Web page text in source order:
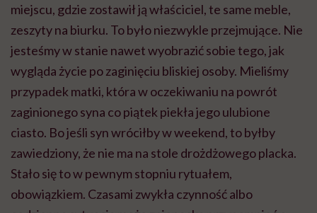
miejscu, gdzie zostawił ją właściciel, te same meble,
zeszyty na biurku. To było niezwykle przejmujące. Nie
jesteśmy w stanie nawet wyobrazić sobie tego, jak
wygląda życie po zaginięciu bliskiej osoby. Mieliśmy
przypadek matki, która w oczekiwaniu na powrót
zaginionego syna co piątek piekła jego ulubione
ciasto. Bo jeśli syn wróciłby w weekend, to byłby
zawiedziony, że nie ma na stole drożdżowego placka.
Stało się to w pewnym stopniu rytuałem,
obowiązkiem. Czasami zwykła czynność albo